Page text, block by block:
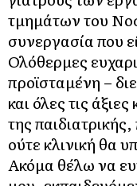
τμημάτων του
συνεργασία που
Ολόθερμες
προϊσταμένη –
και όλες τις
της
ούτε κλινική θα
Ακόμα θέλω να